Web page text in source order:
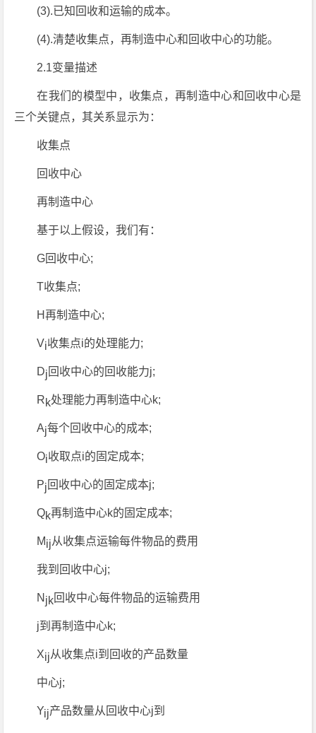
(3).已知回收和运输的成本。
(4).清楚收集点，再制造中心和回收中心的功能。
2.1变量描述
在我们的模型中，收集点，再制造中心和回收中心是
三个关键点，其关系显示为：
收集点
回收中心
再制造中心
基于以上假设，我们有：
G回收中心;
T收集点;
H再制造中心;
Vi收集点i的处理能力;
Dj 回收中心的回收能力j;
Rk处理能力再制造中心k;
Aj每个回收中心的成本;
Oi收取点i的固定成本;
Pj 回收中心的固定成本j;
Qk再制造中心k的固定成本;
Mij从收集点运输每件物品的费用
我到回收中心j;
N jk回收中心每件物品的运输费用
j到再制造中心k;
Xij从收集点i到回收的产品数量
中心j;
Yij产品数量从回收中心j到